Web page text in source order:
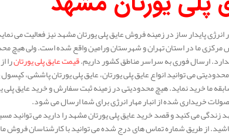
پایدار ساز در زمینه فروش عایق پلی یورتان مشهد نیز فعالیت می
ما در استان تهران و شهرستان ورامین واقع شده است. ولی هیچ
ارسال فوری به سراسر مناطق کشور داریم.قیمت عایق پلی یورتانرا
می توانید انواع عایق پلی یورتان، عایق پلی یورتان پاششی،
ما خرید نماید. هیچ محدودیتی در زمینه ثبت سفارش و خرید عایق پلی
خریداری شده از انبار مهار انرژی برای شما ارسال می شود.
زندگی می کنید و قصد خرید عایق پلی یورتان مشهد را دارید می توانید
از طریق شماره تماس های درج شده می توانید با کارشناسان فروش